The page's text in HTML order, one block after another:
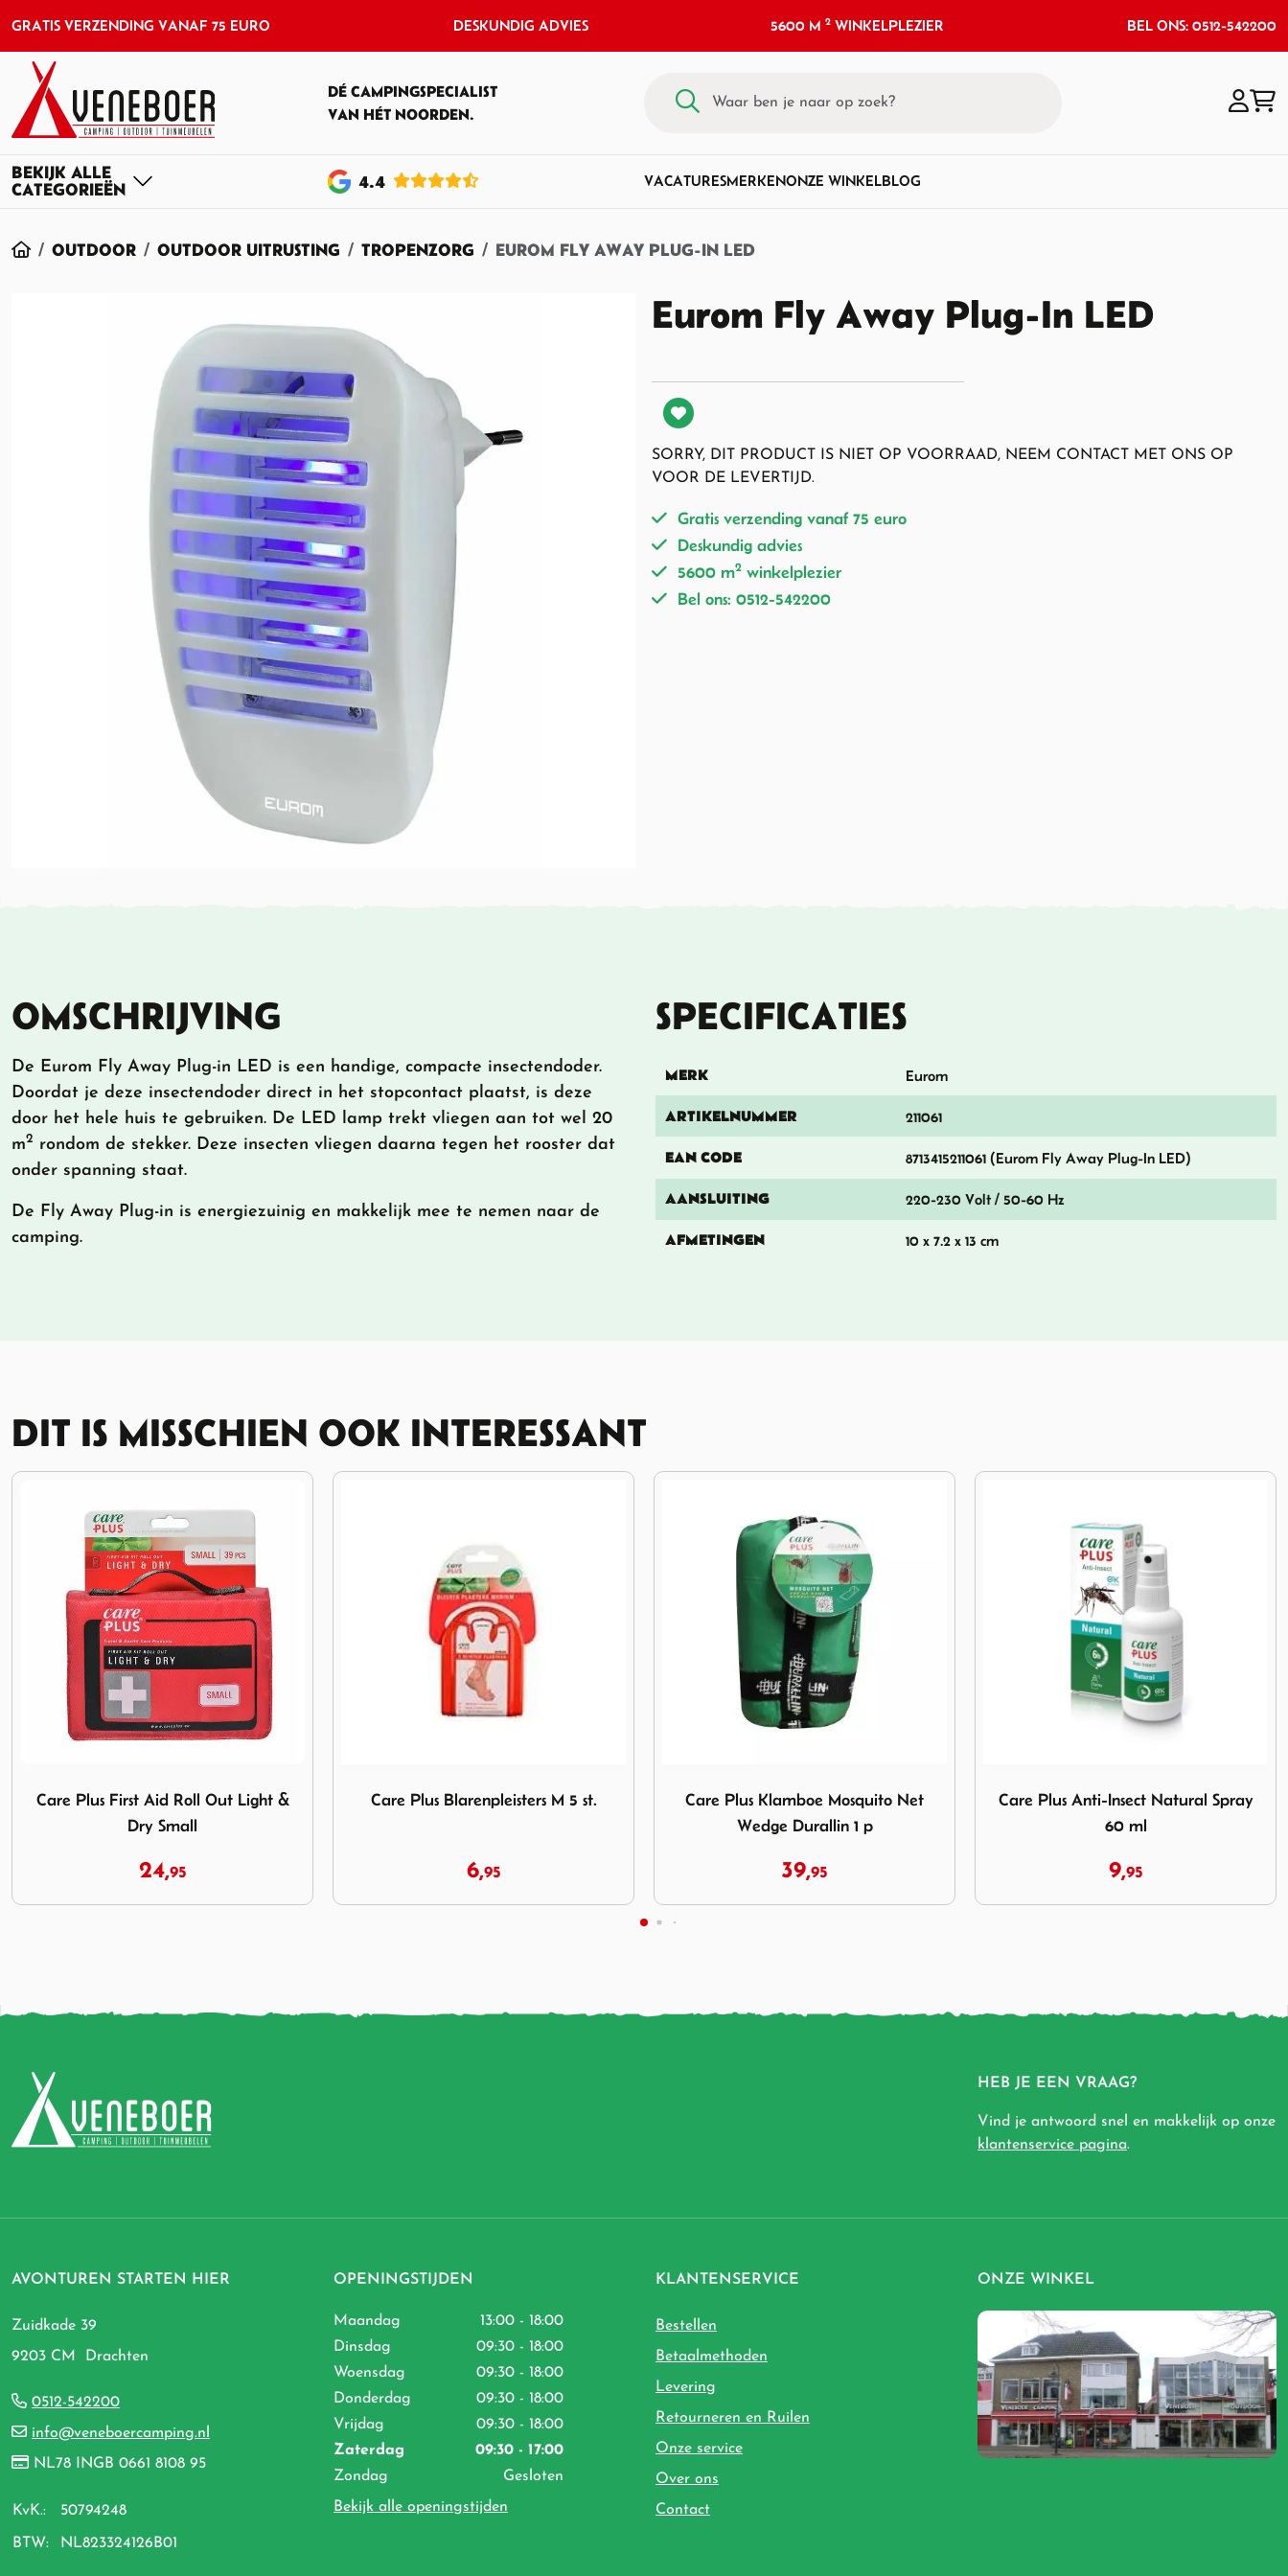
GRATIS VERZENDING VANAF 75 EURO DESKUNDIG ADVIES 5600 M2 WINKELPLEZIER BEL ONS: 0512-542200
DÉ CAMPINGSPECIALIST
VAN HÉT NOORDEN.
4.4 VACATURESMERKENONZE WINKELBLOG
HOME
OUTDOOR OUTDOOR UITRUSTING TROPENZORG EUROM FLY AWAY PLUG-IN LED
Eurom Fly Away Plug-In LED
SORRY, DIT PRODUCT IS NIET OP VOORRAAD, NEEM CONTACT MET ONS OP
VOOR DE LEVERTIJD.
Gratis verzending vanaf 75 euro
Deskundig advies
5600 m2 winkelplezier
Bel ons: 0512-542200
OMSCHRIJVING
De Eurom Fly Away Plug-in LED is een handige, compacte insectendoder.
Doordat je deze insectendoder direct in het stopcontact plaatst, is deze
door het hele huis te gebruiken. De LED lamp trekt vliegen aan tot wel 20
m2
rondom de stekker. Deze insecten vliegen daarna tegen het rooster dat
onder spanning staat.
De Fly Away Plug-in is energiezuinig en makkelijk mee te nemen naar de
camping.
SPECIFICATIES
MERK Eurom
ARTIKELNUMMER 211061
EAN CODE 8713415211061 (Eurom Fly Away Plug-In LED)
AANSLUITING 220-230 Volt / 50-60 Hz
AFMETINGEN 10 x 7.2 x 13 cm
DIT IS MISSCHIEN OOK INTERESSANT
Care Plus Blarenpleisters M 5 st.
6,95
Care Plus Klamboe Mosquito Net
39,95
Care Plus Anti-Insect Natural Spray
60 ml
9,95
Care Plus First Aid Kit Basic
14,95
HEB JE EEN VRAAG?
Vind je antwoord snel en makkelijk op onze
klantenservice pagina.
AVONTUREN STARTEN HIER
Zuidkade 39
9203 CM Drachten
0512-542200
info@veneboercamping.nl
NL78 INGB 0661 8108 95
KvK.: 50794248
BTW: NL823324126B01
OPENINGSTIJDEN
Maandag
13:00 - 18:00
Dinsdag
09:30 - 18:00
Woensdag
09:30 - 18:00
Donderdag
09:30 - 18:00
Vrijdag
09:30 - 18:00
Zaterdag
09:30 - 17:00
Zondag
Gesloten
Bekijk alle openingstijden
KLANTENSERVICE
Bestellen
Betaalmethoden
Levering
Retourneren en Ruilen
Onze service
Over ons
Contact
ONZE WINKEL